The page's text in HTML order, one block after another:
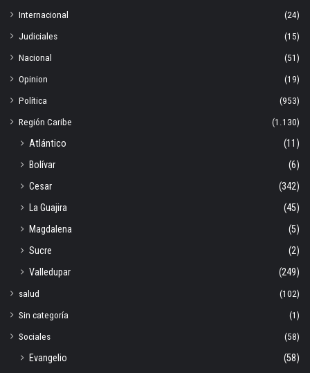
Internacional
(24)
Judiciales
(15)
Nacional
(51)
Opinion
(19)
Política
(953)
Región Caribe
(1.130)
Atlántico
(11)
Bolívar
(6)
Cesar
(342)
La Guajira
(45)
Magdalena
(5)
Sucre
(2)
Valledupar
(249)
salud
(102)
Sin categoría
(1)
Sociales
(58)
Evangelio
(58)